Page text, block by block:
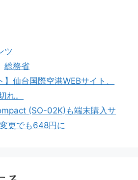
ツ
総務省
】仙台国際空港WEBサイト、
れ。
(SO-02K)も端末購入サ
更でも648円に